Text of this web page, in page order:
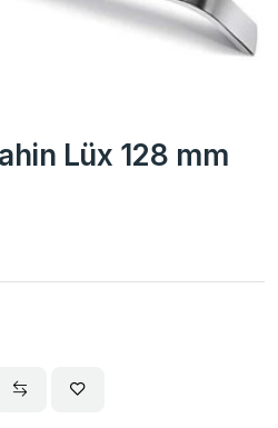
Lüx 128 mm